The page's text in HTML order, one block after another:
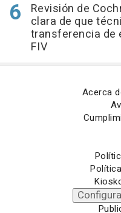
Revisión de
clara de que
transferencia de
FIV
Acerca